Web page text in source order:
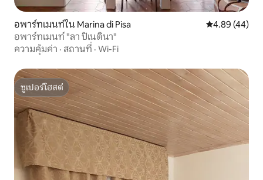
อพาร์ทเมนท์ใน Marina di Pisa คะแนนเฉลี่ย
4.89 (44)
อพาร์ทเมนท์ "ลา ปิเนตินา"
ความคุ้มค่า · สถานที่ · Wi-Fi
ซูเปอร์โฮสต์
ซูเปอร์โฮสต์